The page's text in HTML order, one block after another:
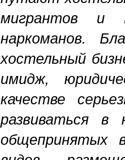
мигрантов и
наркоманов.
хостельный
имидж,
качестве
развиваться в
общепринятых